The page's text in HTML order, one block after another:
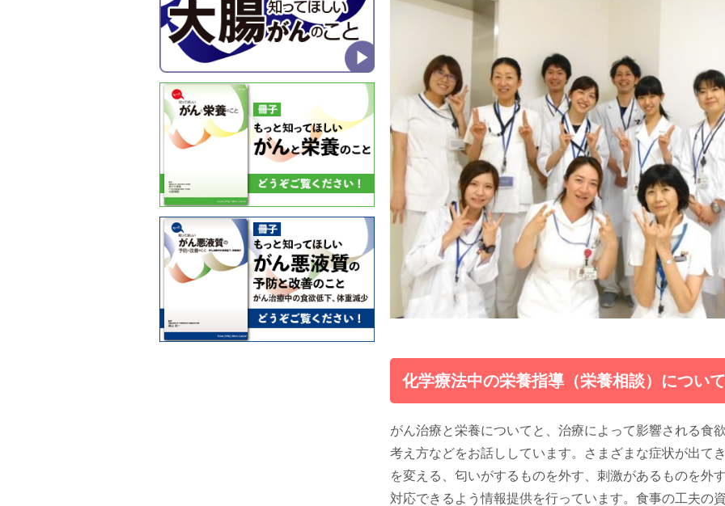
化学療法中の栄養指導（栄養相談）について
がん治療と栄養についてと、治療によって影響される食
考え方などをお話ししています。さまざまな症状が出て
を変える、匂いがするものを外す、刺激があるものを外
対応できるよう情報提供を行っています。食事の工夫の